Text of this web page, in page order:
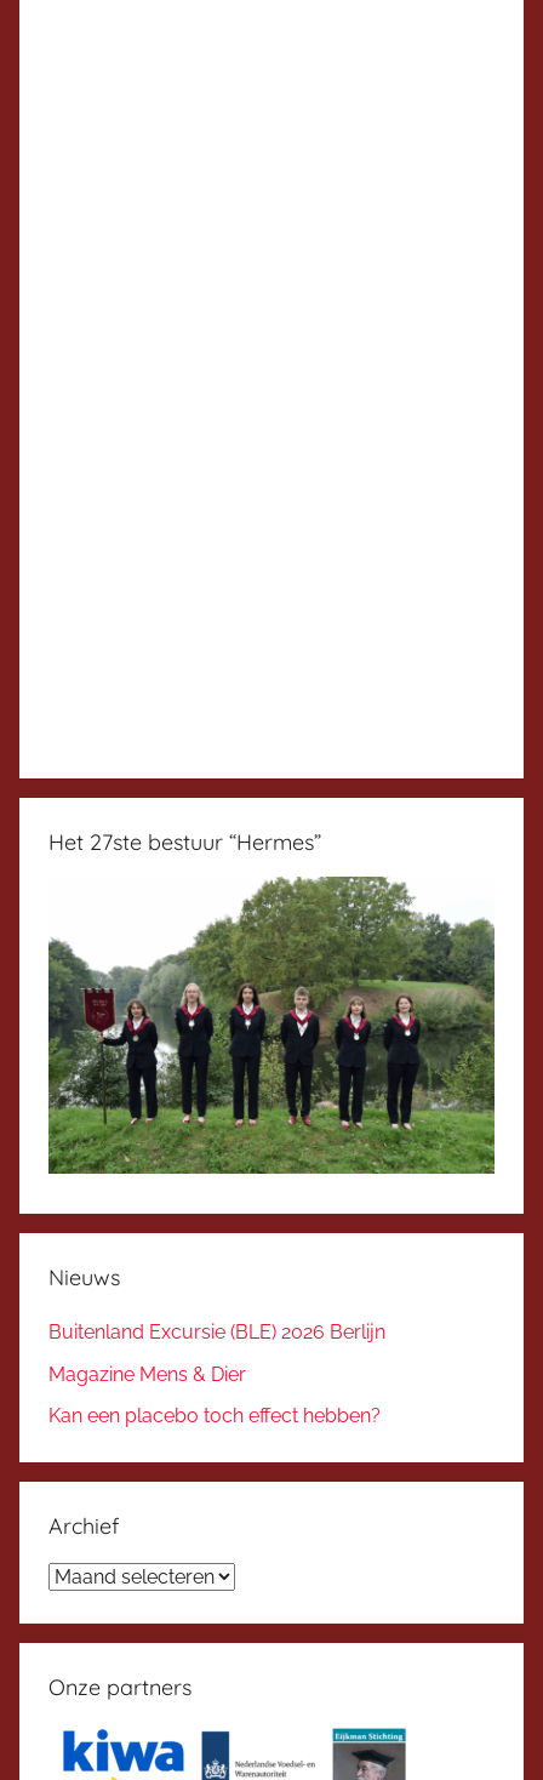
Het 27ste bestuur “Hermes”
Nieuws
Buitenland Excursie (BLE) 2026 Berlijn
Magazine Mens & Dier
Kan een placebo toch effect hebben?
Archief
Archief
Onze partners